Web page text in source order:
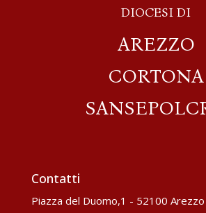
DIOCESI DI
AREZZO
CORTONA
Contatti
Piazza del Duomo,1 - 52100 Arezzo